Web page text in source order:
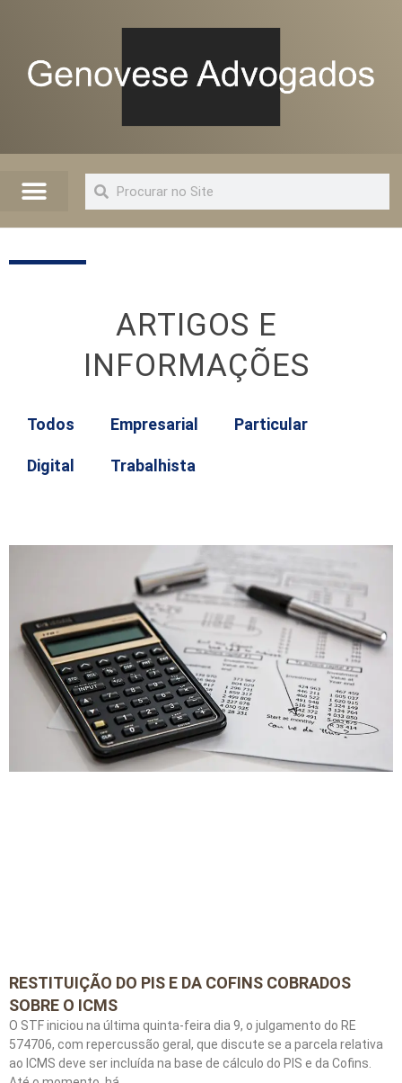
ARTIGOS E
INFORMAÇÕES
Todos Empresarial Particular
Digital Trabalhista
RESTITUIÇÃO DO PIS E DA COFINS COBRADOS
SOBRE O ICMS
O STF iniciou na última quinta-feira dia 9, o julgamento do RE
574706, com repercussão geral, que discute se a parcela relativa
ao ICMS deve ser incluída na base de cálculo do PIS e da Cofins.